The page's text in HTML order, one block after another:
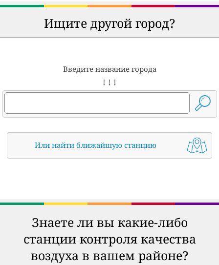
Ищите другой город?
Введите название города
↓ ↓ ↓
Или найти ближайшую станцию
Знаете ли вы какие-либо
станции контроля качества
воздуха в вашем районе?